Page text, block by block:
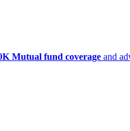
Mutual fund coverage and